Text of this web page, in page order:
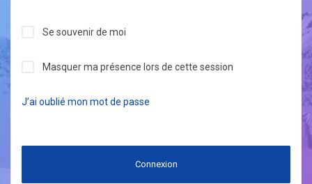
Se souvenir de moi
Masquer ma présence lors de cette session
J’ai oublié mon mot de passe
Connexion